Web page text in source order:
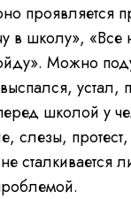
проявляется
в школу», «Все
Можно
школой у
слезы,
сталкивается